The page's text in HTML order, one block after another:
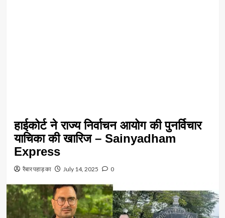
हाईकोर्ट ने राज्य निर्वाचन आयोग की पुनर्विचार
याचिका की खारिज – Sainyadham
Express
रैबार पहाड़ का July 14, 2025 0